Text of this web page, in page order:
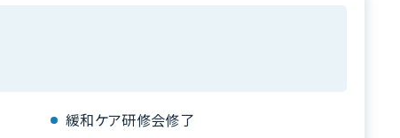
緩和ケア研修会修了